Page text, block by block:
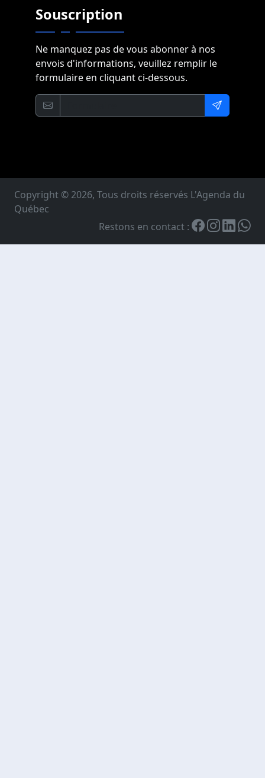
Souscription
Ne manquez pas de vous abonner à nos
envois d'informations, veuillez remplir le
formulaire en cliquant ci-dessous.
Copyright © 2026, Tous droits réservés L'Agenda du
Québec
Restons en contact :